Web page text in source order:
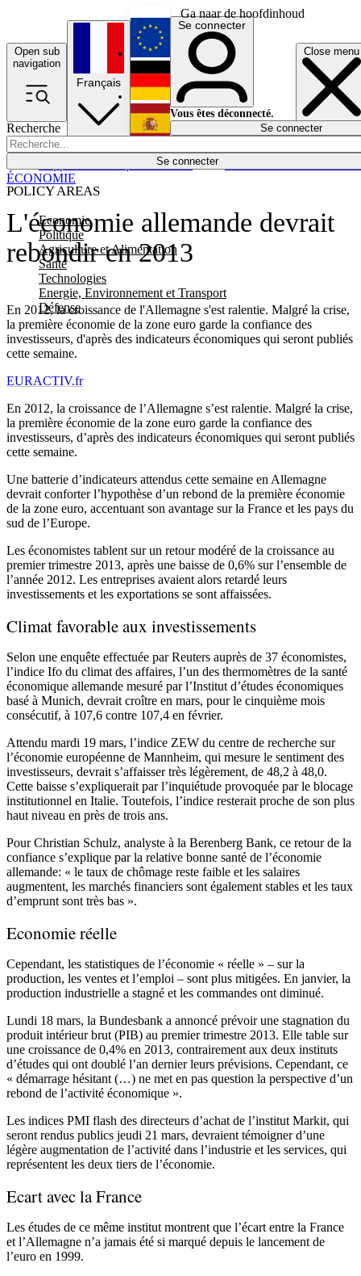
Ga naar de hoofdinhoud
Open sub
navigation
Close menu
Recherche
Se connecter
POLICY AREAS
Economie
Politique
Agriculture et Alimentation
Santé
Technologies
Energie, Environnement et Transport
Défense
Économie
Français
English
Deutsch
Español
Se connecter
Vous êtes déconnecté.
Se connecter
L'économie allemande devrait
rebondir en 2013
En 2012, la croissance de l'Allemagne s'est ralentie. Malgré la crise,
la première économie de la zone euro garde la confiance des
investisseurs, d'après des indicateurs économiques qui seront publiés
cette semaine.
ÉCONOMIE
EURACTIV.fr
En 2012, la croissance de l’Allemagne s’est ralentie. Malgré la crise,
la première économie de la zone euro garde la confiance des
investisseurs, d’après des indicateurs économiques qui seront publiés
cette semaine.
Une batterie d’indicateurs attendus cette semaine en Allemagne
devrait conforter l’hypothèse d’un rebond de la première économie
de la zone euro, accentuant son avantage sur la France et les pays du
sud de l’Europe.
Les économistes tablent sur un retour modéré de la croissance au
premier trimestre 2013, après une baisse de 0,6% sur l’ensemble de
l’année 2012. Les entreprises avaient alors retardé leurs
investissements et les exportations se sont affaissées.
Climat favorable aux investissements
Selon une enquête effectuée par Reuters auprès de 37 économistes,
l’indice Ifo du climat des affaires, l’un des thermomètres de la santé
économique allemande mesuré par l’Institut d’études économiques
basé à Munich, devrait croître en mars, pour le cinquième mois
consécutif, à 107,6 contre 107,4 en février.
Attendu mardi 19 mars, l’indice ZEW du centre de recherche sur
l’économie européenne de Mannheim, qui mesure le sentiment des
investisseurs, devrait s’affaisser très légèrement, de 48,2 à 48,0.
Cette baisse s’expliquerait par l’inquiétude provoquée par le blocage
institutionnel en Italie. Toutefois, l’indice resterait proche de son plus
haut niveau en près de trois ans.
Pour Christian Schulz, analyste à la Berenberg Bank, ce retour de la
confiance s’explique par la relative bonne santé de l’économie
allemande: « le taux de chômage reste faible et les salaires
augmentent, les marchés financiers sont également stables et les taux
d’emprunt sont très bas ».
Economie réelle
Cependant, les statistiques de l’économie « réelle » – sur la
production, les ventes et l’emploi – sont plus mitigées. En janvier, la
production industrielle a stagné et les commandes ont diminué.
Lundi 18 mars, la Bundesbank a annoncé prévoir une stagnation du
produit intérieur brut (PIB) au premier trimestre 2013. Elle table sur
une croissance de 0,4% en 2013, contrairement aux deux instituts
d’études qui ont doublé l’an dernier leurs prévisions. Cependant, ce
« démarrage hésitant (…) ne met en pas question la perspective d’un
rebond de l’activité économique ».
Les indices PMI flash des directeurs d’achat de l’institut Markit, qui
seront rendus publics jeudi 21 mars, devraient témoigner d’une
légère augmentation de l’activité dans l’industrie et les services, qui
représentent les deux tiers de l’économie.
Ecart avec la France
Les études de ce même institut montrent que l’écart entre la France
et l’Allemagne n’a jamais été si marqué depuis le lancement de
l’euro en 1999.